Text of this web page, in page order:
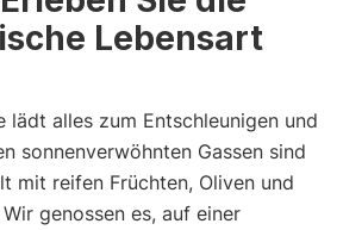
Lebensart
lädt alles zum Entschleunigen und
sonnenverwöhnten Gassen sind
mit reifen Früchten, Oliven und
genossen es, auf einer